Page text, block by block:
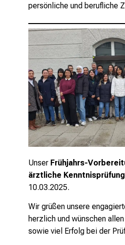
persönliche und berufliche
Unser Frühjahrs-
ärztliche Kenntnisprüfung
10.03.2025.
Wir grüßen unsere
herzlich und wünschen
sowie viel Erfolg bei der